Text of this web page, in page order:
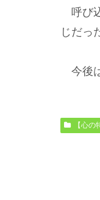
呼び
じだっ
今後
【心